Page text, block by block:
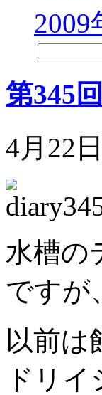
2009
第345
4月22
水槽の
ですが
以前は
ドリイ